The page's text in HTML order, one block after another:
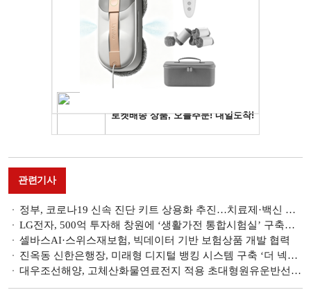
관련기사
정부, 코로나19 신속 진단 키트 상용화 추진…치료제·백신 개발 지원
LG전자, 500억 투자해 창원에 ‘생활가전 통합시험실’ 구축한다
셀바스AI·스위스재보험, 빅데이터 기반 보험상품 개발 협력
진옥동 신한은행장, 미래형 디지털 뱅킹 시스템 구축 ‘더 넥스트’ 사업 추진
대우조선해양, 고체산화물연료전지 적용 초대형원유운반선 개발